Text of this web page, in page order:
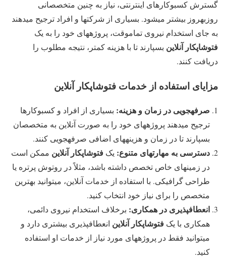
گسترش کسبوکارهای اینترنتی، نیاز به چنین متخصصانی
روزبهروز بیشتر میشود. بسیاری از شرکتها و افراد ترجیح میدهند
به جای استخدام نیروی تماموقت، پروژههای خود را به یک
فتوشاپکار آنلاین بسپارند تا با هزینه کمتر، نتیجه مطلوب را
دریافت کنند.
مزایای استفاده از خدمات فتوشاپکار آنلاین
صرفهجویی در زمان و هزینه: بسیاری از افراد و کسبوکارها
ترجیح میدهند پروژههای خود را به صورت آنلاین به متخصصان
بسپارند تا در زمان و هزینههای اضافی صرفهجویی کنند.
دسترسی به مهارتهای متنوع: یک فتوشاپکار آنلاین ممکن است
در زمینهای خاص تخصص داشته باشد، مثلاً در روتوش پرتره یا
طراحی گرافیکی. با استفاده از خدمات آنلاین، میتوانید بهترین
متخصص را برای نیاز خود انتخاب کنید.
انعطافپذیری در همکاری: برخلاف استخدام نیروی دائمی،
همکاری با یک فتوشاپکار آنلاین انعطافپذیری بیشتری دارد و
میتوانید فقط در پروژههای مورد نیاز از خدمات او استفاده
کنید.